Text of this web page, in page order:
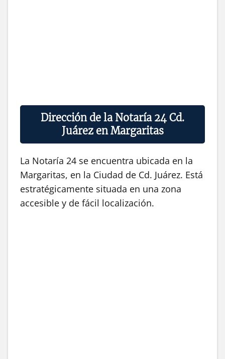
Dirección de la Notaría 24 Cd.
Juárez en Margaritas
La Notaría 24 se encuentra ubicada en la
Margaritas, en la Ciudad de Cd. Juárez. Está
estratégicamente situada en una zona
accesible y de fácil localización.